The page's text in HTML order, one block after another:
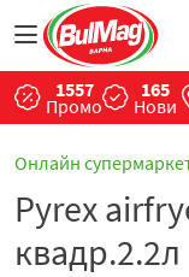
1557
Промо
165
Нови
Онлайн
Pyrex
квадр.2.2л